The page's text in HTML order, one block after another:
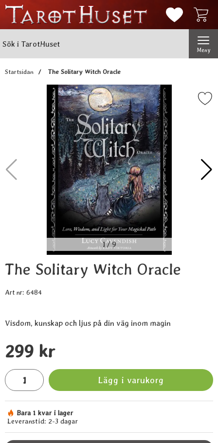
Mina
Meny
Startsidan The Solitary Witch Oracle
Markera the Solitary
1/9
The Solitary Witch Oracle
Art nr: 6484
Visdom, kunskap och ljus på din väg inom magin
pris
299 kr
antal
Lägg i varukorg
Tillgänglighet:
Bara 1 kvar i lager
Leveranstid: 2-3 dagar